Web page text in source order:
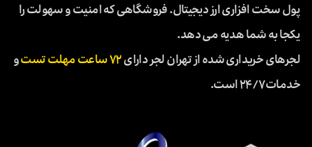
پول سخت افزاری ارز دیجیتال. فروشگاهی که امنیت و سهولت را
یکجا به شما هدیه می دهد.
لجرهای خریداری شده از تهران لجر دارای۷۲ ساعت مهلت تست
و
خدمات ۲۴/۷ است.